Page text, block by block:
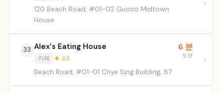
120 Beach Road, #01-02 Guoco Midtown
House
33 Alex's Eating House
카페 ★ 3.2
Beach Road, #01-01 Chye Sing Building, 87
6 분
도보